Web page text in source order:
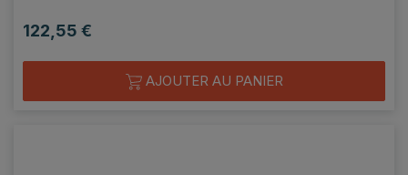
Prix
122,55 €
AJOUTER AU PANIER